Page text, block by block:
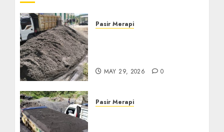
Pasir Merapi
MAY 29, 2026 0
Pasir Merapi